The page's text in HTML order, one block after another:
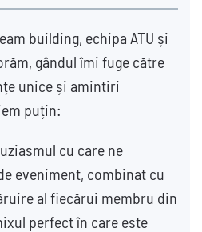
building, echipa ATU și
gândul îmi fuge către
unice și amintiri
puțin:
cu care ne
eveniment, combinat cu
al fiecărui membru din
perfect în care este